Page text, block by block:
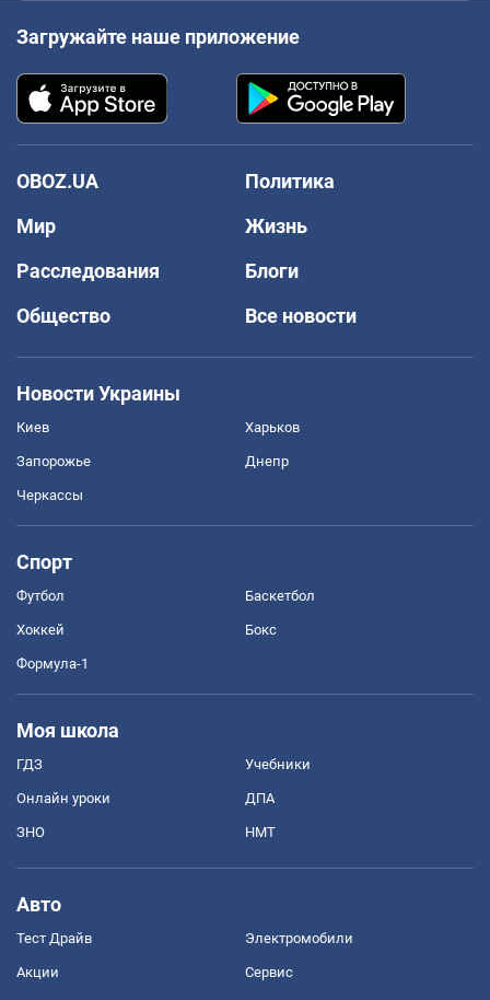
Загружайте наше приложение
OBOZ.UA
Политика
Мир
Жизнь
Расследования
Блоги
Общество
Все новости
Новости Украины
Киев Харьков
Запорожье Днепр
Черкассы
Спорт
Футбол Баскетбол
Хоккей Бокс
Формула-1
Моя школа
ГДЗ Учебники
Онлайн уроки ДПА
ЗНО НМТ
Авто
Тест Драйв Электромобили
Акции Сервис